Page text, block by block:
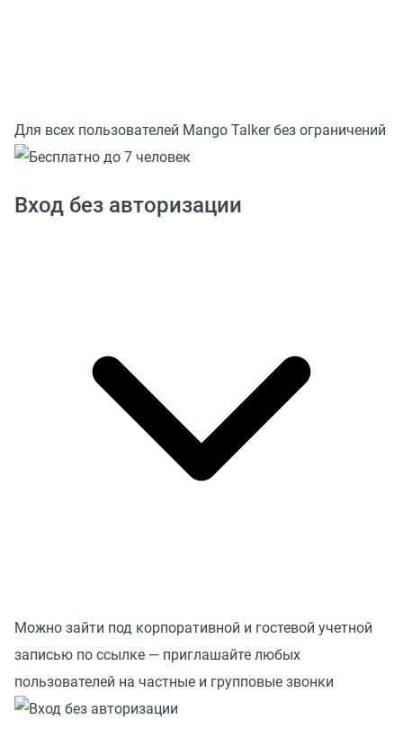
Для всех пользователей Mango Talker без ограничений
Вход без авторизации
Можно зайти под корпоративной и гостевой учетной
записью по ссылке — приглашайте любых
пользователей на частные и групповые звонки